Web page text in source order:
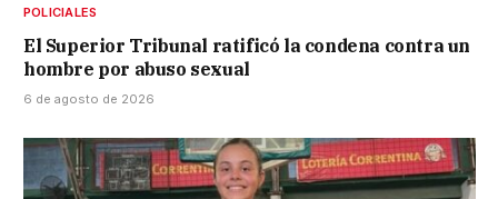
POLICIALES
El Superior Tribunal ratificó la condena contra un
hombre por abuso sexual
6 de agosto de 2026